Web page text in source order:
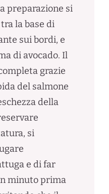
preparazione si
la base di
sui bordi, e
di avocado. Il
grazie
del salmone
della
si
e di far
minuto prima